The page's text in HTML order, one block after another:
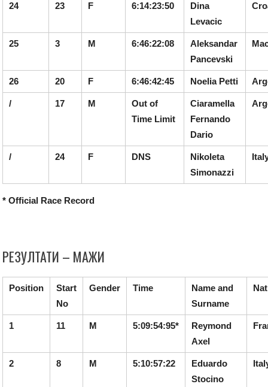
24 23 F 6:14:23:50
Dina
Levacic
25 3 M 6:46:22:08
Aleksandar
Pancevski
26 20 F 6:46:42:45 Noelia Petti
/ 17 M
Out of
Time Limit
Ciaramella
Fernando
Dario
/ 24 F DNS
Nikoleta
Simonazzi
* Official Race Record
РЕЗУЛТАТИ – МАЖИ
Position
Start
No
Gender Time
Name and
Surname
1 11 M 5:09:54:95*
Reymond
Axel
2 8 M 5:10:57:22
Eduardo
Stocino